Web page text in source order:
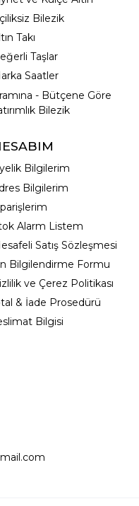
Bilezik
Takı
Taşlar
Saatler
- Bütçene Göre
Bilezik
Bilgilerim
Bilgilerim
Alarm Listem
Satış Sözleşmesi
Bilgilendirme Formu
ve Çerez Politikası
& İade Prosedürü
Bilgisi